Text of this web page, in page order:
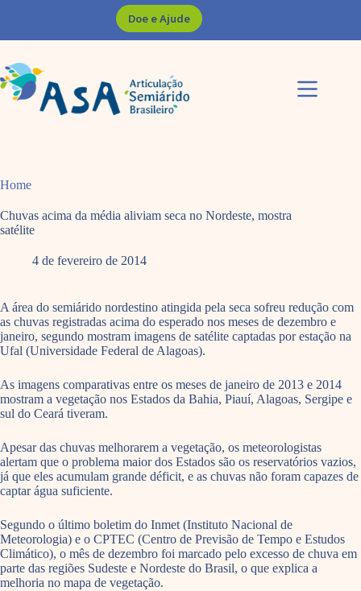
Doe e Ajude
Home
Chuvas acima da média aliviam seca no Nordeste, mostra
satélite
4 de fevereiro de 2014
A área do semiárido nordestino atingida pela seca sofreu redução com
as chuvas registradas acima do esperado nos meses de dezembro e
janeiro, segundo mostram imagens de satélite captadas por estação na
Ufal (Universidade Federal de Alagoas).
As imagens comparativas entre os meses de janeiro de 2013 e 2014
mostram a vegetação nos Estados da Bahia, Piauí, Alagoas, Sergipe e
sul do Ceará tiveram.
Apesar das chuvas melhorarem a vegetação, os meteorologistas
alertam que o problema maior dos Estados são os reservatórios vazios,
já que eles acumulam grande déficit, e as chuvas não foram capazes de
captar água suficiente.
Segundo o último boletim do Inmet (Instituto Nacional de
Meteorologia) e o CPTEC (Centro de Previsão de Tempo e Estudos
Climático), o mês de dezembro foi marcado pelo excesso de chuva em
parte das regiões Sudeste e Nordeste do Brasil, o que explica a
melhoria no mapa de vegetação.